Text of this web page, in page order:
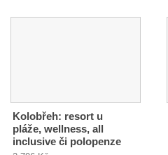
Kolobřeh: resort u
pláže, wellness, all
inclusive či polopenze